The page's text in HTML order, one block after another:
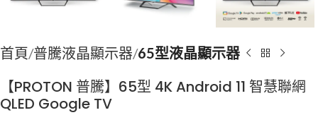
首頁 普騰液晶顯示器 65型液晶顯示器
【PROTON 普騰】65型 4K Android 11 智慧聯網
QLED Google TV